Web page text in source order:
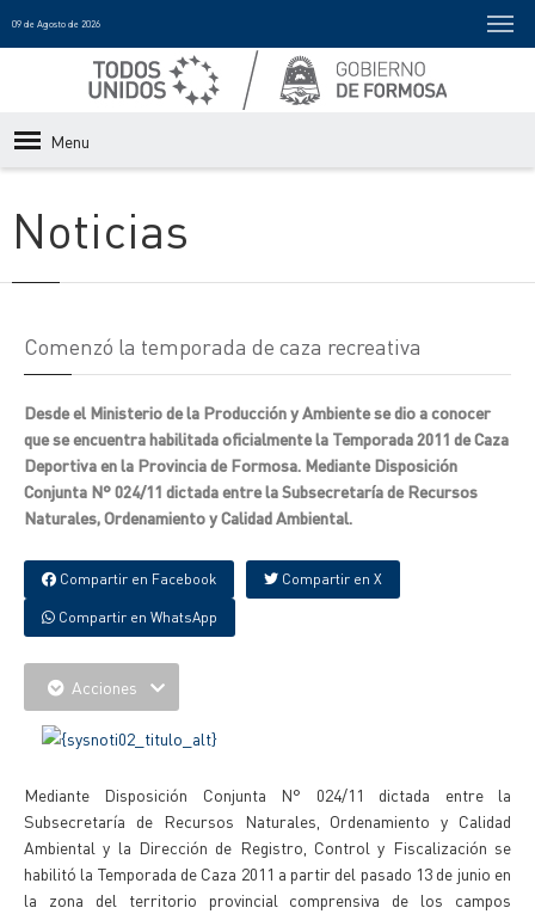
09 de Agosto de 2026
Menu
Noticias
Comenzó la temporada de caza recreativa
Desde el Ministerio de la Producción y Ambiente se dio a conocer
que se encuentra habilitada oficialmente la Temporada 2011 de Caza
Deportiva en la Provincia de Formosa. Mediante Disposición
Conjunta N° 024/11 dictada entre la Subsecretaría de Recursos
Naturales, Ordenamiento y Calidad Ambiental.
Compartir en Facebook Compartir en X
Compartir en WhatsApp
Acciones
Mediante Disposición Conjunta N° 024/11 dictada entre la
Subsecretaría de Recursos Naturales, Ordenamiento y Calidad
Ambiental y la Dirección de Registro, Control y Fiscalización se
habilitó la Temporada de Caza 2011 a partir del pasado 13 de junio en
la zona del territorio provincial comprensiva de los campos